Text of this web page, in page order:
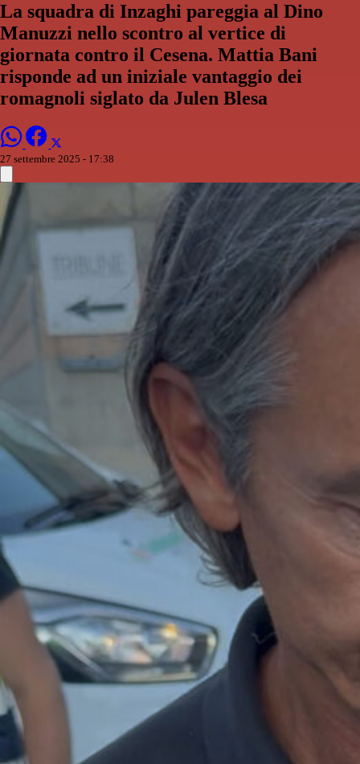
La squadra di Inzaghi pareggia al Dino
Manuzzi nello scontro al vertice di
giornata contro il Cesena. Mattia Bani
risponde ad un iniziale vantaggio dei
romagnoli siglato da Julen Blesa
27 settembre 2025 - 17:38